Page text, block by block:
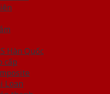
Hàn Quốc
cấp
Loan